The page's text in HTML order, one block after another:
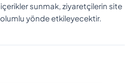
sunmak, ziyaretçilerin site
yönde etkileyecektir.